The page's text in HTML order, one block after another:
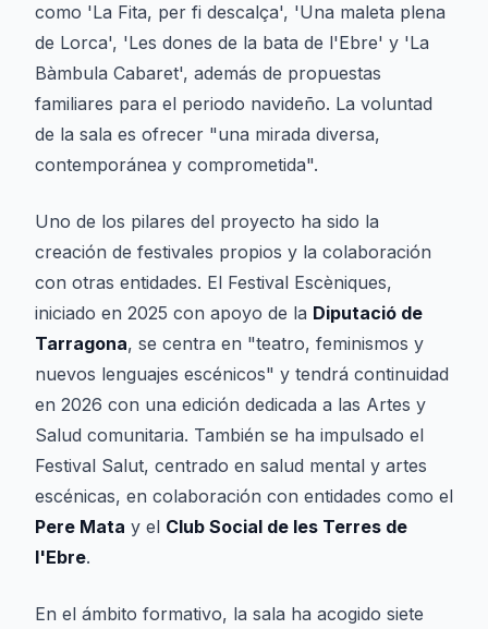
como 'La Fita, per fi descalça', 'Una maleta plena
de Lorca', 'Les dones de la bata de l'Ebre' y 'La
Bàmbula Cabaret', además de propuestas
familiares para el periodo navideño. La voluntad
de la sala es ofrecer "una mirada diversa,
contemporánea y comprometida".
Uno de los pilares del proyecto ha sido la
creación de festivales propios y la colaboración
con otras entidades. El Festival Escèniques,
iniciado en 2025 con apoyo de la Diputació de
Tarragona, se centra en "teatro, feminismos y
nuevos lenguajes escénicos" y tendrá continuidad
en 2026 con una edición dedicada a las Artes y
Salud comunitaria. También se ha impulsado el
Festival Salut, centrado en salud mental y artes
escénicas, en colaboración con entidades como el
Pere Mata y el Club Social de les Terres de
l'Ebre.
En el ámbito formativo, la sala ha acogido siete